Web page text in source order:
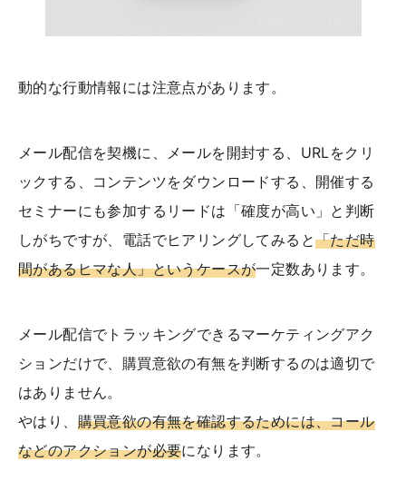
動的な行動情報には注意点があります。
メール配信を契機に、メールを開封する、URLをクリ
ックする、コンテンツをダウンロードする、開催する
セミナーにも参加するリードは「確度が高い」と判断
しがちですが、電話でヒアリングしてみると「ただ時
間があるヒマな人」というケースが一定数あります。
メール配信でトラッキングできるマーケティングアク
ションだけで、購買意欲の有無を判断するのは適切で
はありません。
やはり、 購買意欲の有無を確認するためには、コール
などのアクションが必要になります。